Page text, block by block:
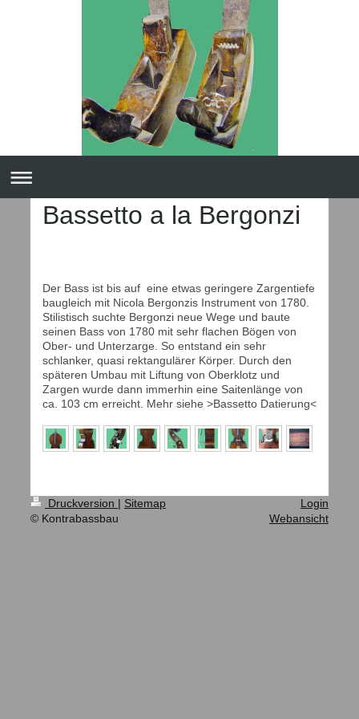
Bassetto a la Bergonzi
Der Bass ist bis auf eine etwas geringere Zargentiefe
baugleich mit Nicola Bergonzis Instrument von 1780.
Stilistisch suchte Bergonzi neue Wege und baute
seinen Bass von 1780 mit sehr flachen Bögen von
Ober- und Unterzarge. So entstand ein sehr
schlanker, quasi rektangulärer Körper. Durch den
späteren Umbau mit Liftung von Oberklotz und
Zargen wurde dann immerhin eine Saitenlänge von
ca. 103 cm erreicht. Mehr siehe >Bassetto Datierung<
Druckversion | Sitemap
© Kontrabassbau
Login
Webansicht